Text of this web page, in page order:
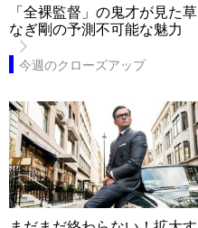
「全裸監督」の鬼才が見た草
なぎ剛の予測不可能な魅力
今週のクローズアップ